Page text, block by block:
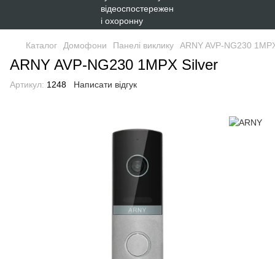
Каталог Домофони Панелі виклику ARNY AVP-NG230
ARNY AVP-NG230 1MPX Silver
Артикул: 1248 Написати відгук